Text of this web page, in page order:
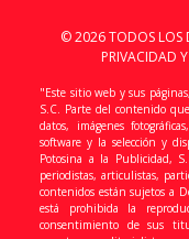
© 2026 TODOS LOS
PRIVACIDAD
"Este sitio web y sus
S.C. Parte del contenido
datos, imágenes
software y la selección y
Potosina a la Publicidad,
periodistas, articulistas,
contenidos están sujetos a
está prohibida la
consentimiento de sus